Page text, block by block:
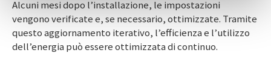
Alcuni mesi dopo l’installazione, le impostazioni
vengono verificate e, se necessario, ottimizzate. Tramite
questo aggiornamento iterativo, l’efficienza e l’utilizzo
dell’energia può essere ottimizzata di continuo.